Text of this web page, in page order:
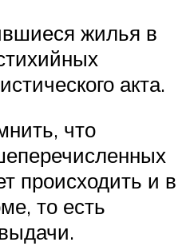
жилья в
акта.
что
происходить и в
то есть